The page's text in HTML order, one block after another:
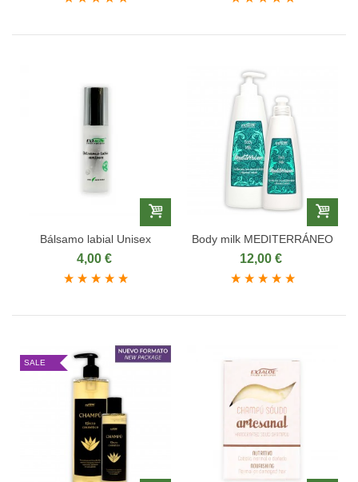
Bálsamo labial Unisex
4,00 €
Body milk MEDITERRÁNEO
12,00 €
SALE